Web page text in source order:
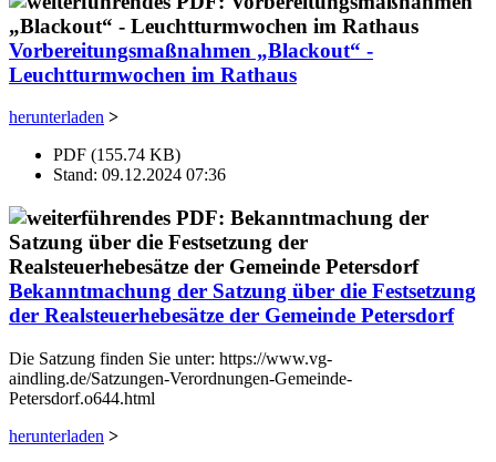
Vorbereitungsmaßnahmen „Blackout“ -
Leuchtturmwochen im Rathaus
herunterladen >
PDF (155.74 KB)
Stand: 09.12.2024 07:36
Bekanntmachung der Satzung über die Festsetzung
der Realsteuerhebesätze der Gemeinde Petersdorf
Die Satzung finden Sie unter: https://www.vg-
aindling.de/Satzungen-Verordnungen-Gemeinde-
Petersdorf.o644.html
herunterladen >